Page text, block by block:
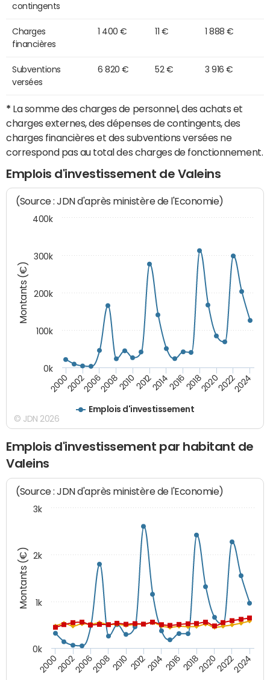
contingents
Charges
financières
1 400 € 11 € 1 888 €
Subventions
versées
6 820 € 52 € 3 916 €
* La somme des charges de personnel, des achats et
charges externes, des dépenses de contingents, des
charges financières et des subventions versées ne
correspond pas au total des charges de fonctionnement.
Emplois d'investissement de Valeins
Montants (€)
(Source : JDN d'après ministère de l'Economie)
Emplois d'investissement
200020022006200820102012201420162018202020222024
0k
100k
200k
300k
400k
© JDN 2026
Emplois d'investissement par habitant de
Valeins
Montants (€)
(Source : JDN d'après ministère de l'Economie)
20002002200620082010 2012201420162018202020222024
0k
1k
2k
3k